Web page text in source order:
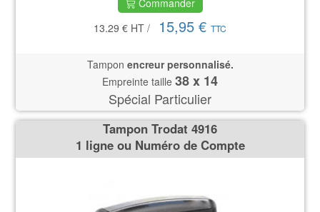
Commander
13.29 € HT / 15,95 € TTC
Tampon encreur personnalisé.
Empreinte taille 38 x 14
Spécial Particulier
Tampon Trodat 4916
1 ligne ou Numéro de Compte